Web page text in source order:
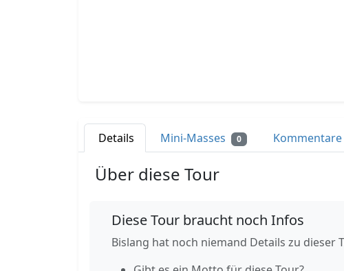
Details Mini-Masses 0 Kommentare
Über diese Tour
Diese Tour braucht noch Infos
Bislang hat noch niemand Details zu